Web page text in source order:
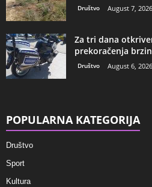
Društvo August 7, 2026
Za tri dana
prekoračenja
Društvo August 6, 2026
POPULARNA KATEGORIJA
Društvo
Sport
Kultura